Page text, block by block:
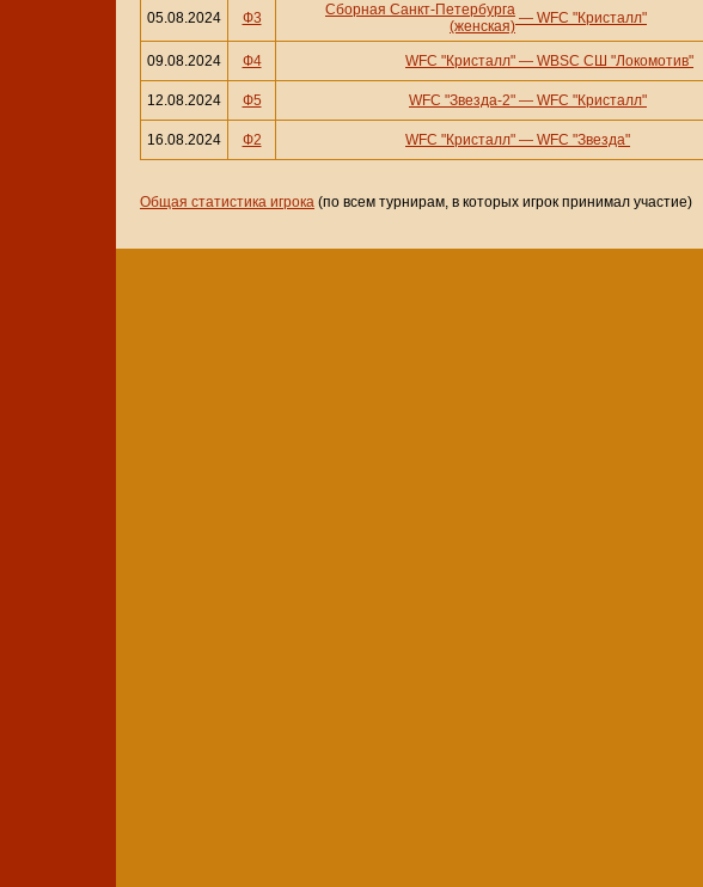
05.08.2024 Ф3
Сборная Санкт-Петербурга
(женская) — WFC "Кристалл"
09.08.2024 Ф4 WFC "Кристалл" — WBSC СШ "Локомотив"
12.08.2024 Ф5 WFC "Звезда-2" — WFC "Кристалл"
16.08.2024 Ф2 WFC "Кристалл" — WFC "Звезда"
Общая статистика игрока (по всем турнирам, в которых игрок принимал участие)